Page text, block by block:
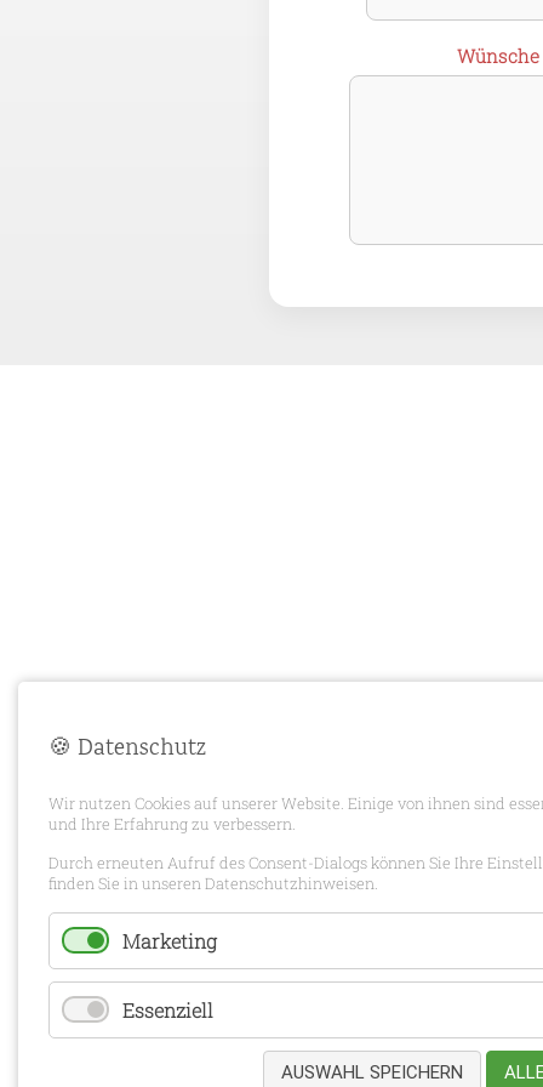
🍪 Datenschutz
Wir nutzen Cookies auf unserer Website. Einige von ihnen sind
und Ihre Erfahrung zu verbessern.
Durch erneuten Aufruf des Consent-Dialogs können Sie Ihre
finden Sie in unseren Datenschutzhinweisen.
Marketing
Essenziell
AUSWAHL SPEICHERN